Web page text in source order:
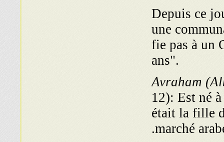
Depuis ce
une
fie pas à un
ans".
Avraham
12): Est né
était la fille
marché